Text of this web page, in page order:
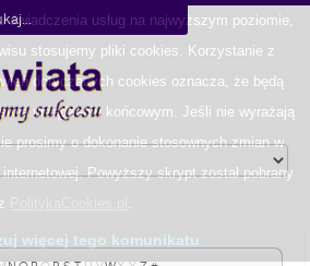
świadczenia usług na najwyższym poziomie,
stosujemy pliki cookies. Korzystanie z
dotyczących cookies oznacza, że będą
urządzeniu końcowym. Jeśli nie wyrażają
prosimy o dokonanie stosownych zmian w
Powyższy skrypt został pobrany
z PolitykaCookies.pl .
więcej tego komunikatu